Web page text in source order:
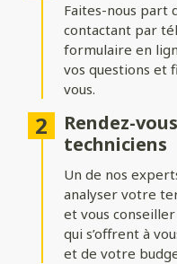
Coulissant autoportant
fonctionnement fluide et
Formes du
Ajoutez du style à votre
portails :
dynamique.
Bombé ou bombé
effet plus traditionnel.
Faites-nous part
contactant par
formulaire en
vos questions et
vous.
Rendez-
techniciens
Un de nos
analyser votre
et vous
qui s’offrent à
et de votre